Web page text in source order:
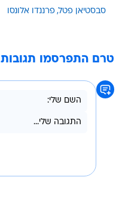
סבסטיאן פטל פרננדו אלונסו
טרם התפרסמו תגובות